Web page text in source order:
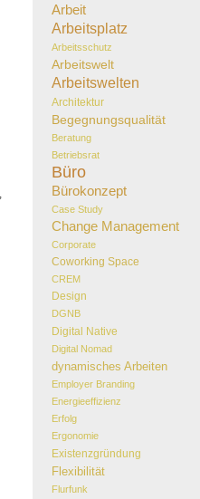
Arbeit
Arbeitsplatz
Arbeitsschutz
Arbeitswelt
Arbeitswelten
Architektur
Begegnungsqualität
Beratung
Betriebsrat
Büro
Bürokonzept
Case Study
Change Management
Corporate
Coworking Space
CREM
Design
DGNB
Digital Native
Digital Nomad
dynamisches Arbeiten
Employer Branding
Energieeffizienz
Erfolg
Ergonomie
Existenzgründung
Flexibilität
Flurfunk